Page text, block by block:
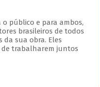
o público e para ambos,
brasileiros de todos
da sua obra. Eles
de trabalharem juntos